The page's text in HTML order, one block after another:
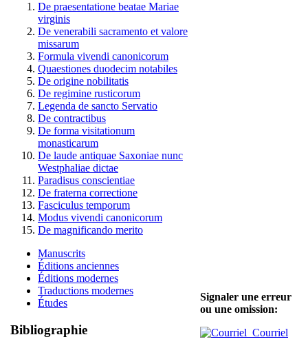
De praesentatione beatae Mariae
virginis
De venerabili sacramento et valore
missarum
Formula vivendi canonicorum
Quaestiones duodecim notabiles
De origine nobilitatis
De regimine rusticorum
Legenda de sancto Servatio
De contractibus
De forma visitationum
monasticarum
De laude antiquae Saxoniae nunc
Westphaliae dictae
Paradisus conscientiae
De fraterna correctione
Fasciculus temporum
Modus vivendi canonicorum
De magnificando merito
Manuscrits
Éditions anciennes
Éditions modernes
Traductions modernes
Études
Bibliographie
Signaler une erreur
ou une omission:
Courriel